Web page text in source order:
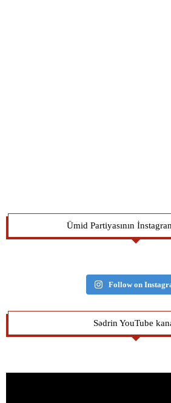
Ümid Partiyasının
Follow on
Sədrin YouTube